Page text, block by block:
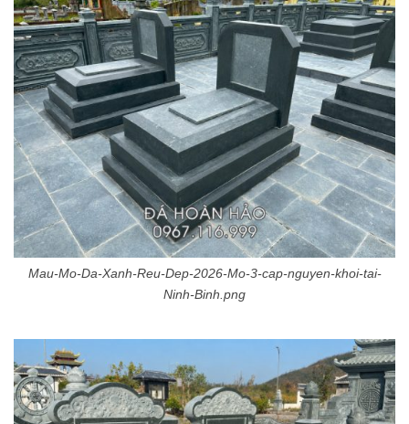
Mau-Mo-Da-Xanh-Reu-Dep-2026-Mo-3-cap-nguyen-khoi-tai-
Ninh-Binh.png